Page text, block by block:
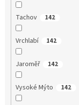
Tachov 142
Vrchlabí 142
Jaroměř 142
Vysoké Mýto 142